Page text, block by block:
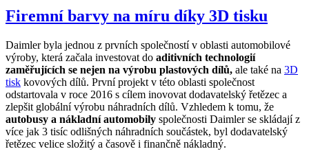
Firemní barvy na míru díky 3D tisku
Daimler byla jednou z prvních společností v oblasti automobilové
výroby, která začala investovat do aditivních technologií
zaměřujících se nejen na výrobu plastových dílů, ale také na 3D
tisk kovových dílů. První projekt v této oblasti společnost
odstartovala v roce 2016 s cílem inovovat dodavatelský řetězec a
zlepšit globální výrobu náhradních dílů. Vzhledem k tomu, že
autobusy a nákladní automobily společnosti Daimler se skládají z
více jak 3 tisíc odlišných náhradních součástek, byl dodavatelský
řetězec velice složitý a časově i finančně nákladný.